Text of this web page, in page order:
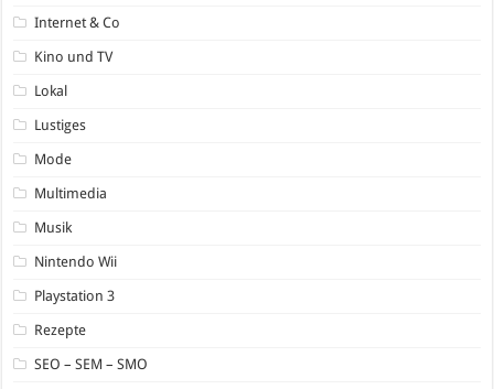
Internet & Co
Kino und TV
Lokal
Lustiges
Mode
Multimedia
Musik
Nintendo Wii
Playstation 3
Rezepte
SEO – SEM – SMO